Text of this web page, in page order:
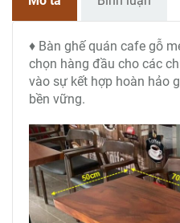
♦ Bàn ghế quán cafe gỗ
chọn hàng đầu cho các
vào sự kết hợp hoàn hảo
bền vững.